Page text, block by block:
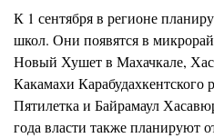
К 1 сентября в регионе
школ. Они появятся в
Новый Хушет в Махачкале,
Какамахи Карабудахкентского
Пятилетка и Байрамаул
года власти также планируют